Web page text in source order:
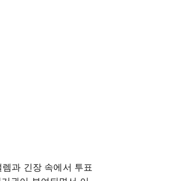
과 긴장 속에서 투표